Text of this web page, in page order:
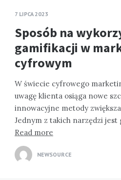
7 LIPCA 2023
Sposób na
gamifikacji w
cyfrowym
W świecie cyfrowego
uwagę klienta osiąga nowe
innowacyjne metody
Jednym z takich narzędzi jest
Read more
NEWSOURCE